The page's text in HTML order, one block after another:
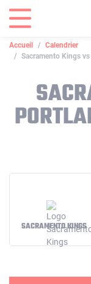
Accueil
Calendrier
Sacramento Kings
SACRAMENTO KINGS
Panneau de gestion